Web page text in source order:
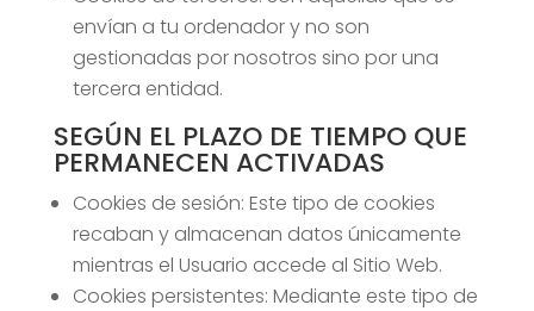
envían a tu ordenador y no son
gestionadas por nosotros sino por una
tercera entidad.
SEGÚN EL PLAZO DE TIEMPO QUE
PERMANECEN ACTIVADAS
Cookies de sesión: Este tipo de cookies
recaban y almacenan datos únicamente
mientras el Usuario accede al Sitio Web.
Cookies persistentes: Mediante este tipo de